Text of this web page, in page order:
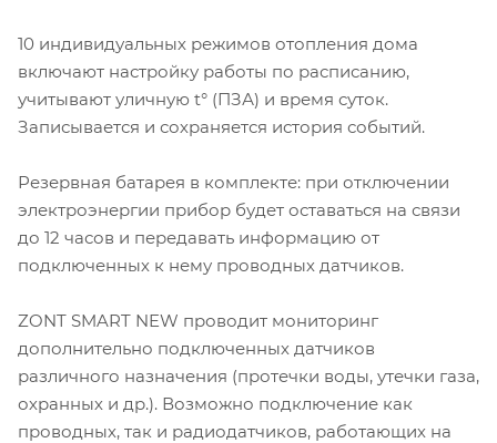
10 индивидуальных режимов отопления дома
включают настройку работы по расписанию,
учитывают уличную t° (ПЗА) и время суток.
Записывается и сохраняется история событий.
Резервная батарея в комплекте: при отключении
электроэнергии прибор будет оставаться на связи
до 12 часов и передавать информацию от
подключенных к нему проводных датчиков.
ZONT SMART NEW проводит мониторинг
дополнительно подключенных датчиков
различного назначения (протечки воды, утечки газа,
охранных и др.). Возможно подключение как
проводных, так и радиодатчиков, работающих на